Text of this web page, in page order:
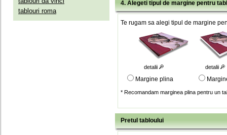
tablouri roma
4. Alegeti tipul de margine pentru
Te rugam sa alegi tipul de margine
detalii detalii
Margine plina
* Recomandam marginea plina pentru un
Pretul tabloului